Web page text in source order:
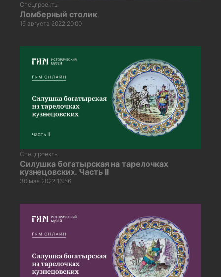
Спецпроекты
Ломберный столик
15 августа 2022 20:00
Спецпроекты
Силушка богатырская на тарелочках
кузнецовских. Часть II
30 мая 2022 16:56